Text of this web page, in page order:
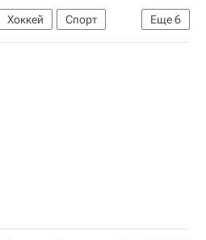
Еще6
Хоккей
Спорт
КХЛ 2025-2026